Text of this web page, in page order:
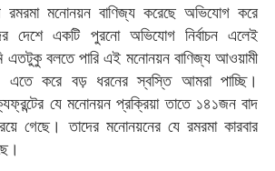
রমরমা মনোনয়ন বাণিজ্য করেছে অভিযোগ করে
দেশে একটি পুরনো অভিযোগ নির্বাচন এলেই
এতটুকু বলতে পারি এই মনোনয়ন বাণিজ্য আওয়ামী
এতে করে বড় ধরনের স্বস্তি আমরা পাচ্ছি।
যে মনোনয়ন প্রক্রিয়া তাতে ১৪১জন বাদ
গেছে। তাদের মনোনয়নের যে রমরমা কারবার